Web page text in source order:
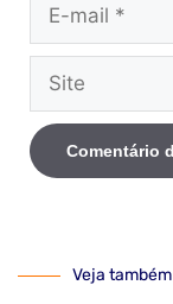
Veja também